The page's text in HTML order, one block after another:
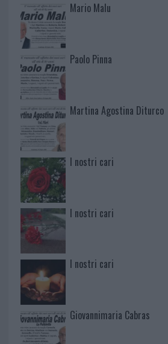
Mario Malu
Paolo Pinna
Martina Agostina Diturco
I nostri cari
I nostri cari
I nostri cari
Giovannimaria Cabras